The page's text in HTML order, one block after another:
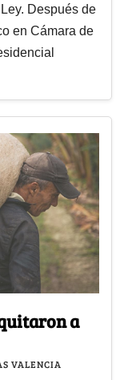
Después de
en Cámara de
a
VALENCIA